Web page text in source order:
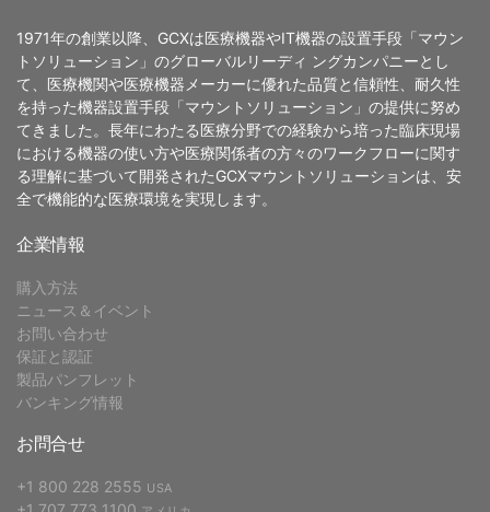
1971年の創業以降、GCXは医療機器やIT機器の設置手段「マウン
トソリューション」のグローバルリーディ ングカンパニーとし
て、医療機関や医療機器メーカーに優れた品質と信頼性、耐久性
を持った機器設置手段「マウントソリューション」の提供に努め
てきました。長年にわたる医療分野での経験から培った臨床現場
における機器の使い方や医療関係者の方々のワークフローに関す
る理解に基づいて開発されたGCXマウントソリューションは、安
全で機能的な医療環境を実現します。
企業情報
購入方法
ニュース＆イベント
お問い合わせ
保証と認証
製品パンフレット
バンキング情報
お問合せ
+1 800 228 2555 USA